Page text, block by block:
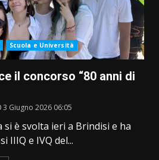
Scuola e Università
il concorso “80 anni di
3 Giugno 2026 06:05
si è svolta ieri a Brindisi e ha
IIIQ e IVQ del...